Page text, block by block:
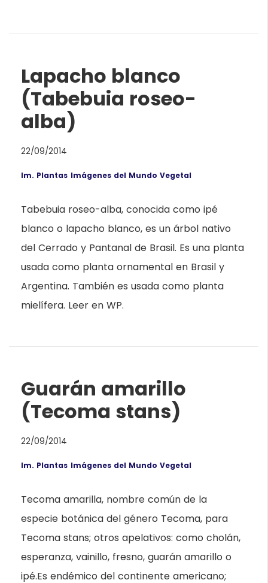
Lapacho blanco
(Tabebuia roseo-
alba)
22/09/2014
Im. Plantas Imágenes del Mundo Vegetal
Tabebuia roseo-alba, conocida como ipé
blanco o lapacho blanco, es un árbol nativo
del Cerrado y Pantanal de Brasil. Es una planta
usada como planta ornamental en Brasil y
Argentina. También es usada como planta
mielífera. Leer en WP.
Guarán amarillo
(Tecoma stans)
22/09/2014
Im. Plantas Imágenes del Mundo Vegetal
Tecoma amarilla, nombre común de la
especie botánica del género Tecoma, para
Tecoma stans; otros apelativos: como cholán,
esperanza, vainillo, fresno, guarán amarillo o
ipé.Es endémico del continente americano;